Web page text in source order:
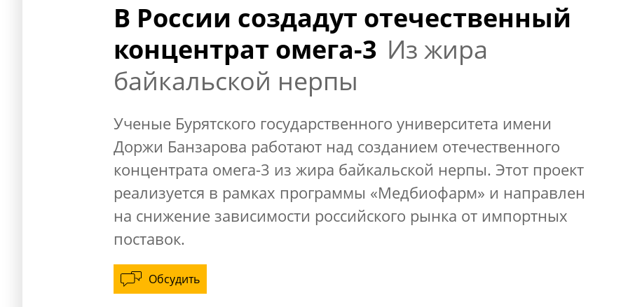
В России создадут отечественный
концентрат омега-3 Из жира
байкальской нерпы
Ученые Бурятского государственного университета имени
Доржи Банзарова работают над созданием отечественного
концентрата омега-3 из жира байкальской нерпы. Этот проект
реализуется в рамках программы «Медбиофарм» и направлен
на снижение зависимости российского рынка от импортных
поставок.
Обсудить